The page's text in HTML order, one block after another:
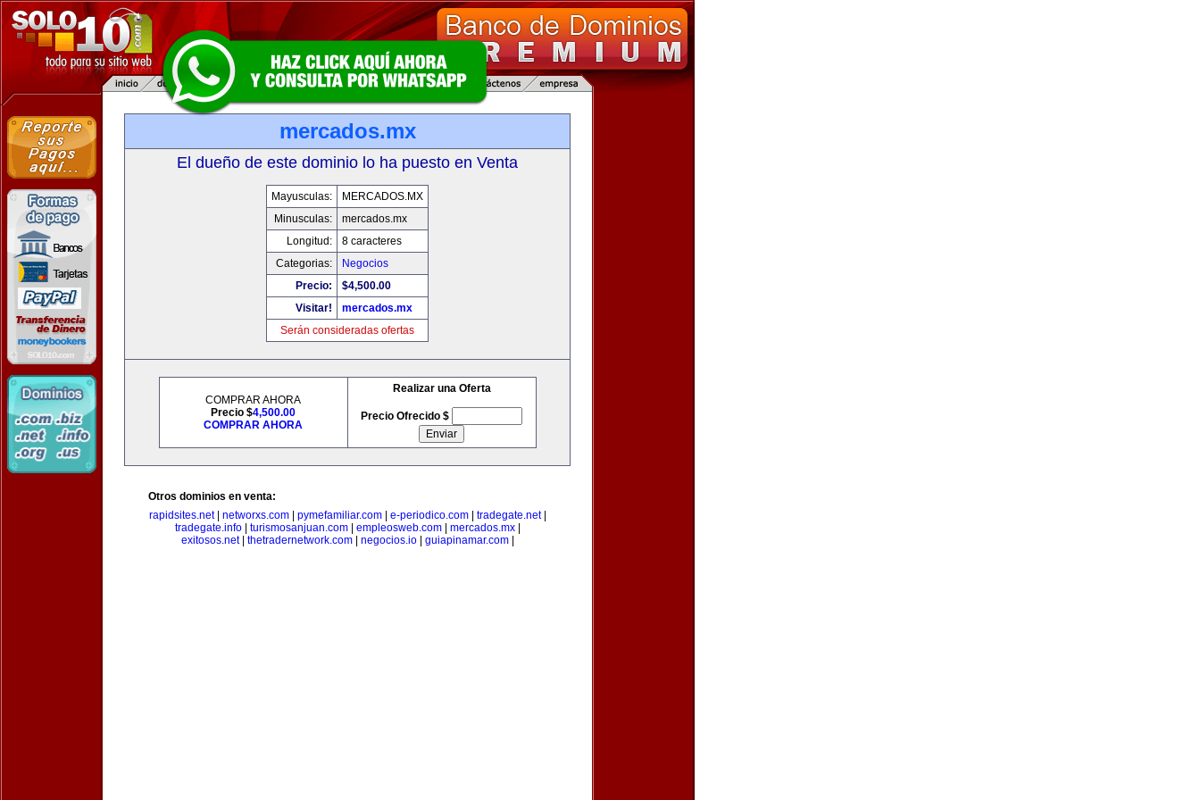
mercados.mx
El dueño de este dominio lo ha puesto en Venta
Mayusculas:
MERCADOS.MX
Minusculas:
mercados.mx
Longitud:
8 caracteres
Categorias:
Negocios
Precio:
$4,500.00
Visitar!
mercados.mx
Serán consideradas ofertas
COMPRAR AHORA
Precio $4,500.00
COMPRAR AHORA
Realizar una Oferta
Precio Ofrecido $
Otros dominios en venta:
rapidsites.net| networxs.com| pymefamiliar.com| e-periodico.com| tradegate.net|
tradegate.info| turismosanjuan.com| empleosweb.com| mercados.mx|
exitosos.net| thetradernetwork.com| negocios.io| guiapinamar.com|